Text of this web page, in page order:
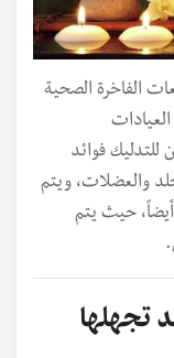
الفاخرة الصحية
فوائد
والعضلات، ويتم
أيضاً، حيث يتم
تجهلها